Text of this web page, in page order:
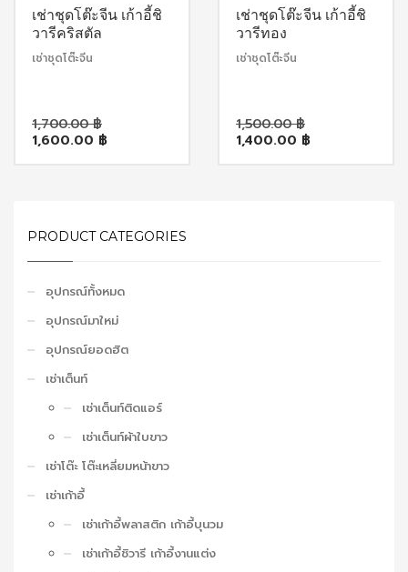
เช่าชุดโต๊ะจีน เก้าอี้ชิ
วารีคริสตัล
เช่าชุดโต๊ะจีน
1,700.00฿
1,600.00 ฿Current
เช่าชุดโต๊ะจีน เก้าอี้ชิ
วารีทอง
เช่าชุดโต๊ะจีน
1,500.00฿
1,400.00 ฿Current
PRODUCT CATEGORIES
อุปกรณ์ทั้งหมด
อุปกรณ์มาใหม่
อุปกรณ์ยอดฮิต
เช่าเต็นท์
เช่าเต็นท์ติดแอร์
เช่าเต็นท์ผ้าใบขาว
เช่าโต๊ะ โต๊ะเหลี่ยมหน้าขาว
เช่าเก้าอี้
เช่าเก้าอี้พลาสติก เก้าอี้บุนวม
เช่าเก้าอี้ชิวารี เก้าอี้งานแต่ง